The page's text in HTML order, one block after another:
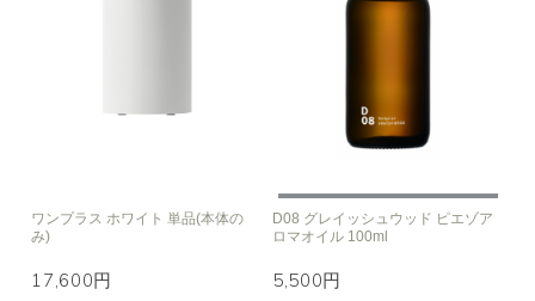
ワンプラス ホワイト 単品(本体の
み)
17,600円
D08 グレイッシュウッド ピエゾア
ロマオイル 100ml
5,500円